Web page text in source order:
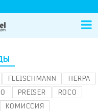
FLEISCHMANN
HERPA
PREISER
ROCO
КОМИССИЯ